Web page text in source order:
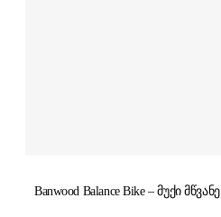
Banwood Balance Bike – მუქი მწვანე